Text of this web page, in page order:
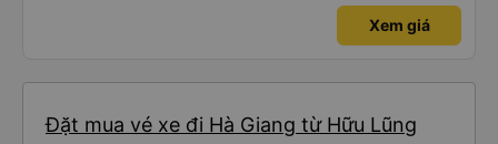
Xem giá
Đặt mua vé xe đi Hà Giang từ Hữu Lũng